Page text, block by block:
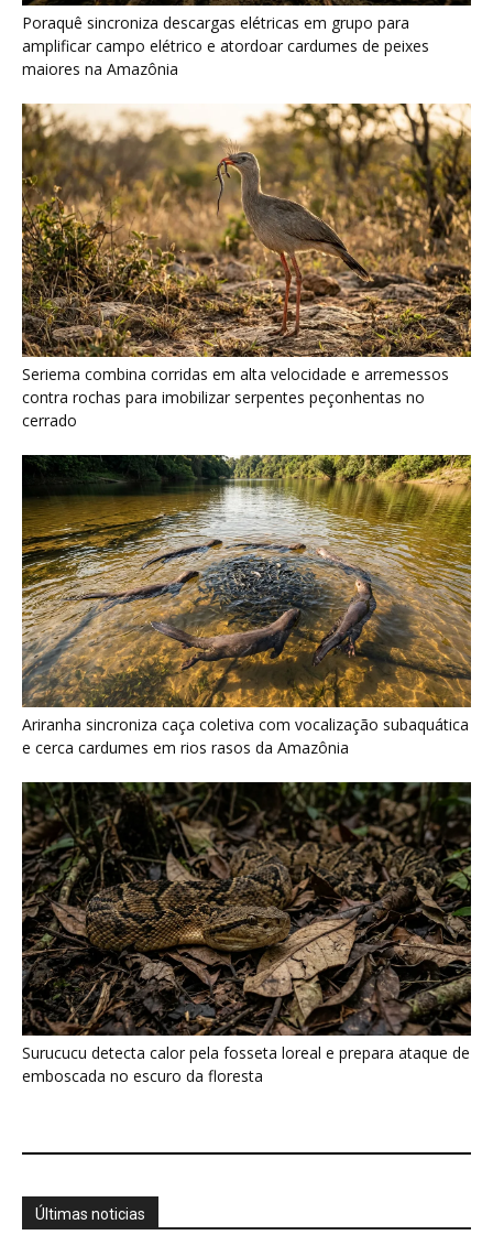
Seriema combina corridas em alta velocidade e arremessos
contra rochas para imobilizar serpentes peçonhentas no
cerrado
Ariranha sincroniza caça coletiva com vocalização subaquática
e cerca cardumes em rios rasos da Amazônia
Surucucu detecta calor pela fosseta loreal e prepara ataque de
emboscada no escuro da floresta
Últimas noticias
Galo-da-serra reúne machos em arena
coletiva e usa crista sobre o...
8 de agosto de 2026
Araponga combina caixa torácica adaptada e
canto metálico para alcançar a...
7 de agosto de 2026
Curicaca enfia o bico curvo no solo mole e